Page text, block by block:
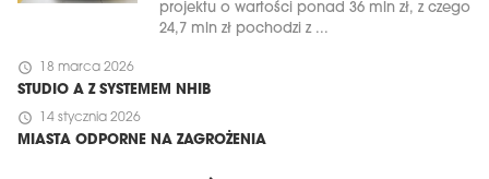
projektu o wartości ponad 36 mln zł, z czego
24,7 mln zł pochodzi z ...
schedule 18 marca 2026
STUDIO A Z SYSTEMEM NHIB
schedule 14 stycznia 2026
MIASTA ODPORNE NA ZAGROŻENIA